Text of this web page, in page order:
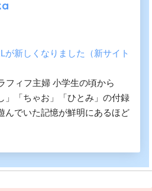
が新しくなりました（新サイト
フィフ主婦 小学生の頃から
」「ちゃお」「ひとみ」の付録
んでいた記憶が鮮明にあるほど